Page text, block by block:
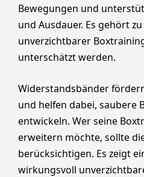
Bewegungen und
und Ausdauer. Es gehört
unverzichtbarer
unterschätzt werden.
Widerstandsbänder
und helfen dabei, saubere
entwickeln. Wer seine
erweitern möchte, sollte
berücksichtigen. Es zeigt
wirkungsvoll